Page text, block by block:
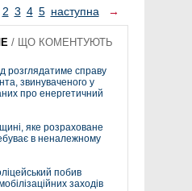
2 3 4 5 наступна →
/ ЩО КОМЕНТУЮТЬ
розглядатиме справу
звинуваченого у
про енергетичний
яке розраховане
в неналежному
побив
заходів